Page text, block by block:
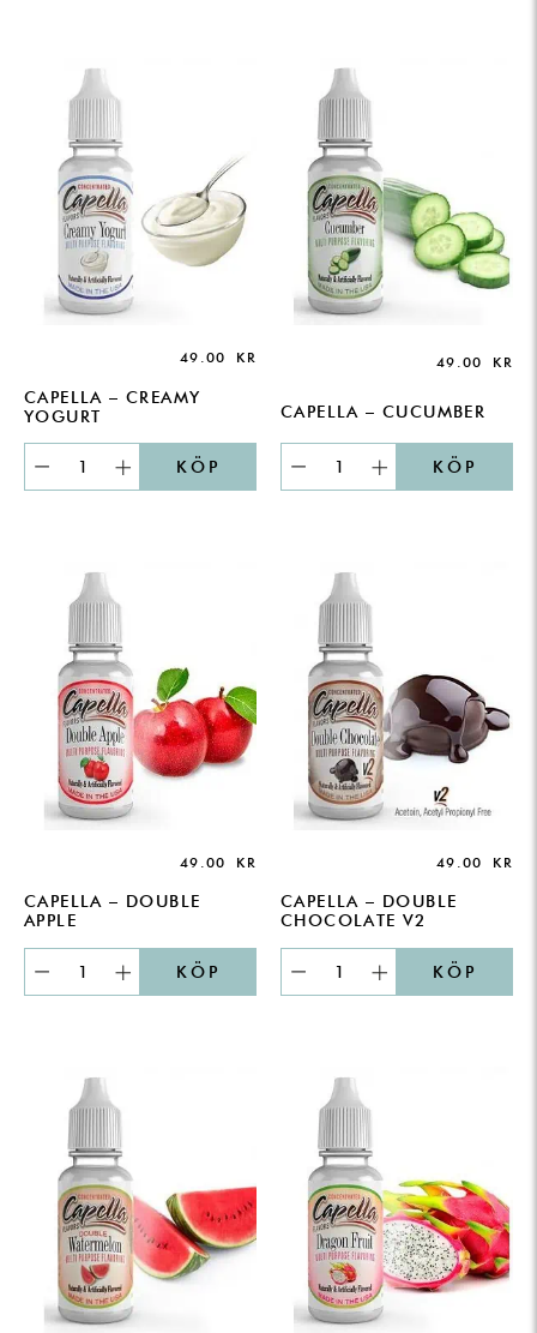
49.00 KR
CAPELLA – CREAMY
YOGURT
KÖP
49.00 KR
CAPELLA – CUCUMBER
KÖP
49.00 KR
CAPELLA – DOUBLE
APPLE
KÖP
49.00 KR
CAPELLA – DOUBLE
CHOCOLATE V2
KÖP